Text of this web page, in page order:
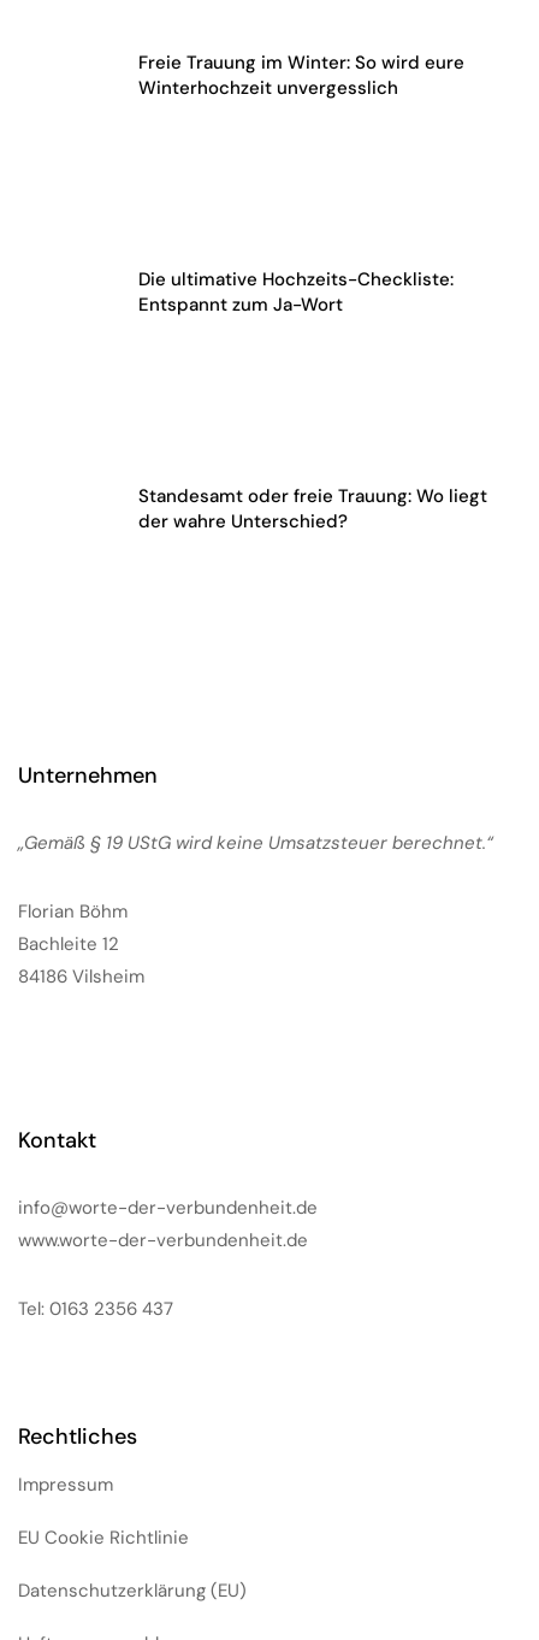
Freie Trauung im Winter: So wird eure
Winterhochzeit unvergesslich
Die ultimative Hochzeits-Checkliste:
Entspannt zum Ja-Wort
Standesamt oder freie Trauung: Wo liegt
der wahre Unterschied?
Unternehmen
„Gemäß § 19 UStG wird keine Umsatzsteuer berechnet.“
Florian Böhm
Bachleite 12
84186 Vilsheim
Kontakt
info@worte-der-verbundenheit.de
www.worte-der-verbundenheit.de
Tel: 0163 2356 437
Rechtliches
Impressum
EU Cookie Richtlinie
Datenschutzerklärung (EU)